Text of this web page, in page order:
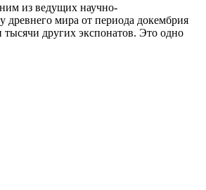
из ведущих научно-
мира от периода докембрия
других экспонатов. Это одно